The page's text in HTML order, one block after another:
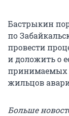
Бастрыкин
по
провести
и доложить о
принимаемых
жильцов
Больше